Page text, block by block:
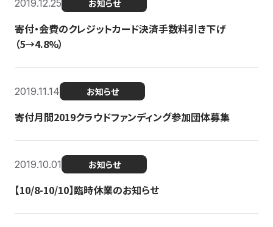
2019.12.25 お知らせ
寄付・会費のクレジットカード決済手数料引き下げ
（5→4.8%）
2019.11.14 お知らせ
寄付月間2019クラウドファンディング参加団体募集
2019.10.01 お知らせ
【10/8-10/10】臨時休業のお知らせ